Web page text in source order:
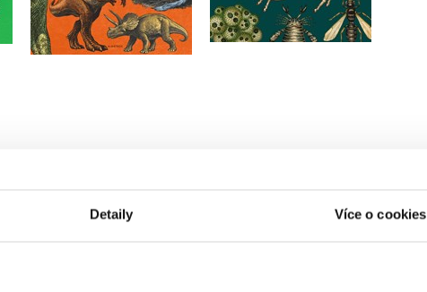
Detaily Více o cookies
Do košíku
499 Kč
399 Kč
Do košíku
299 Kč
239 Kč